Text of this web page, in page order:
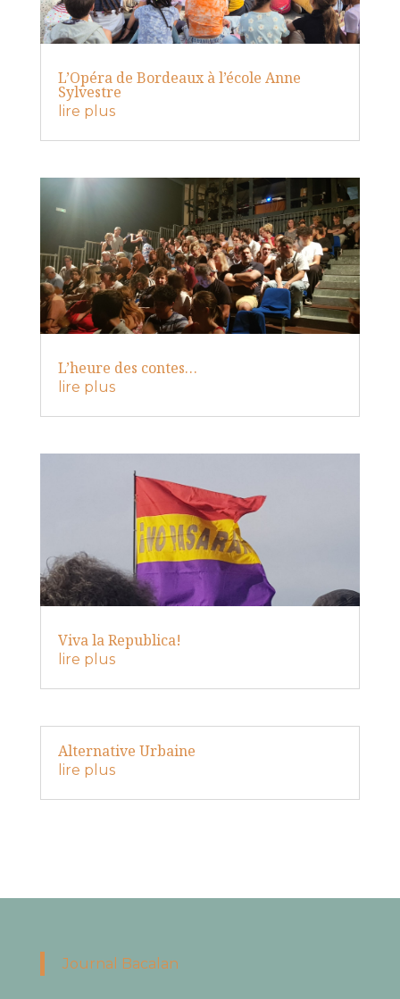
L’Opéra de Bordeaux à l’école Anne
Sylvestre
lire plus
L’heure des contes…
lire plus
Viva la Republica!
lire plus
Alternative Urbaine
lire plus
Journal Bacalan